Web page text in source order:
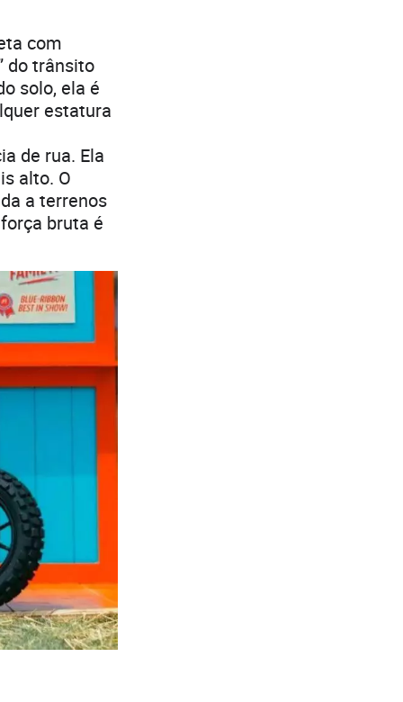
com
do trânsito
solo, ela é
estatura
de rua. Ela
alto. O
a terrenos
bruta é